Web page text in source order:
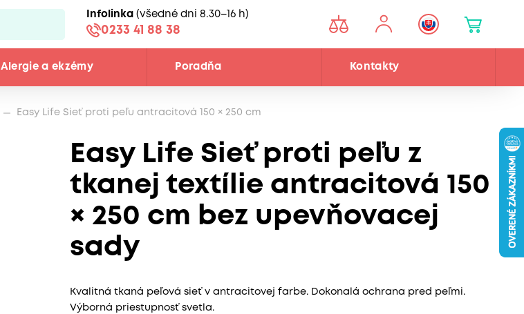
Infolinka (všedné dni 8.30–16 h)
0233 41 88 38
Alergie a ekzémy Poradňa Kontakty
Easy Life Sieť proti peľu antracitová 150 × 250 cm
Easy Life Sieť proti peľu z
tkanej textílie antracitová 150
× 250 cm bez upevňovacej
sady
Kvalitná tkaná peľová sieť v antracitovej farbe. Dokonalá ochrana pred peľmi.
Výborná priestupnosť svetla.